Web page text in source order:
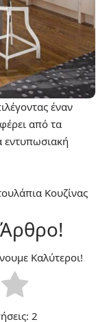
έναν
από τα
εντυπωσιακή
Κουζίνας
Καλύτεροι!
2